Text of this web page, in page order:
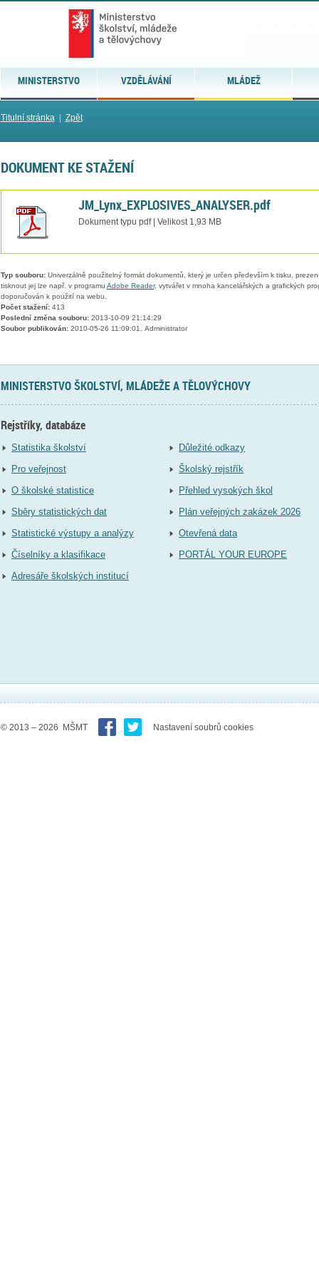
MINISTERSTVO VZDĚLÁVÁNÍ MLÁDEŽ
Titulní stránka| Zpět
DOKUMENT KE STAŽENÍ
JM_Lynx_EXPLOSIVES_ANALYSER.pdf
Dokument typu pdf | Velikost 1,93 MB
Typ souboru:Univerzálně použitelný formát dokumentů, který je určen především k tisku,
tisknout jej lze např. v programu Adobe Reader, vytvářet v mnoha kancelářských a grafických
doporučován k použití na webu.
Počet stažení:413
Poslední změna souboru:2013-10-09 21:14:29
Soubor publikován:2010-05-26 11:09:01, Administrator
MINISTERSTVO ŠKOLSTVÍ, MLÁDEŽE A TĚLOVÝCHOVY
Rejstříky, databáze
Statistika školství
Pro veřejnost
O školské statistice
Sběry statistických dat
Statistické výstupy a analýzy
Číselníky a klasifikace
Adresáře školských institucí
Důležité odkazy
Školský rejstřík
Přehled vysokých škol
Plán veřejných zakázek 2026
Otevřená data
PORTÁL YOUR EUROPE
© 2013 – 2026 MŠMT Nastavení soubrů cookies